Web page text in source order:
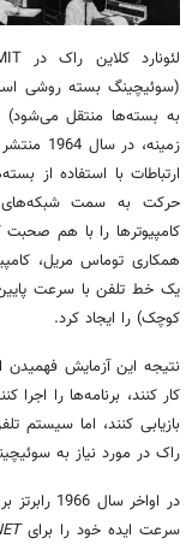
(سوئیچینگ بسته روشی
زمینه،
ارتباطات با استفاده از
حرکت به سمت شبکه‌های
یک خط تلفن با سرعت
کوچک) را ایجاد کرد.
نتیجه این آزمایش فهمیدن
کار کنند، برنامه‌ها را
بازیابی کنند، اما سیستم
راک در مورد نیاز به
در اواخر
سرعت ایده خود را برای